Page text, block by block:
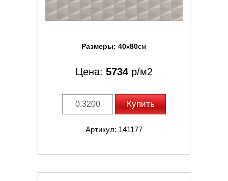
Размеры: 40x80см
Цена: 5734 р/м2
Купить
Артикул: 141177